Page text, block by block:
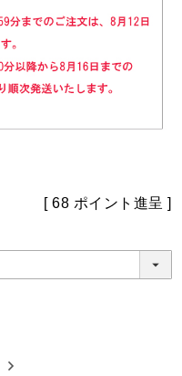
[ 68 ポイント進呈 ]